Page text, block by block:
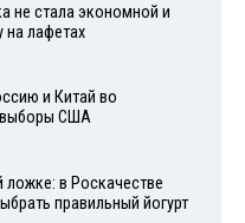
не стала экономной и
на лафетах
и Китай во
выборы США
ложке: в Роскачестве
правильный йогурт